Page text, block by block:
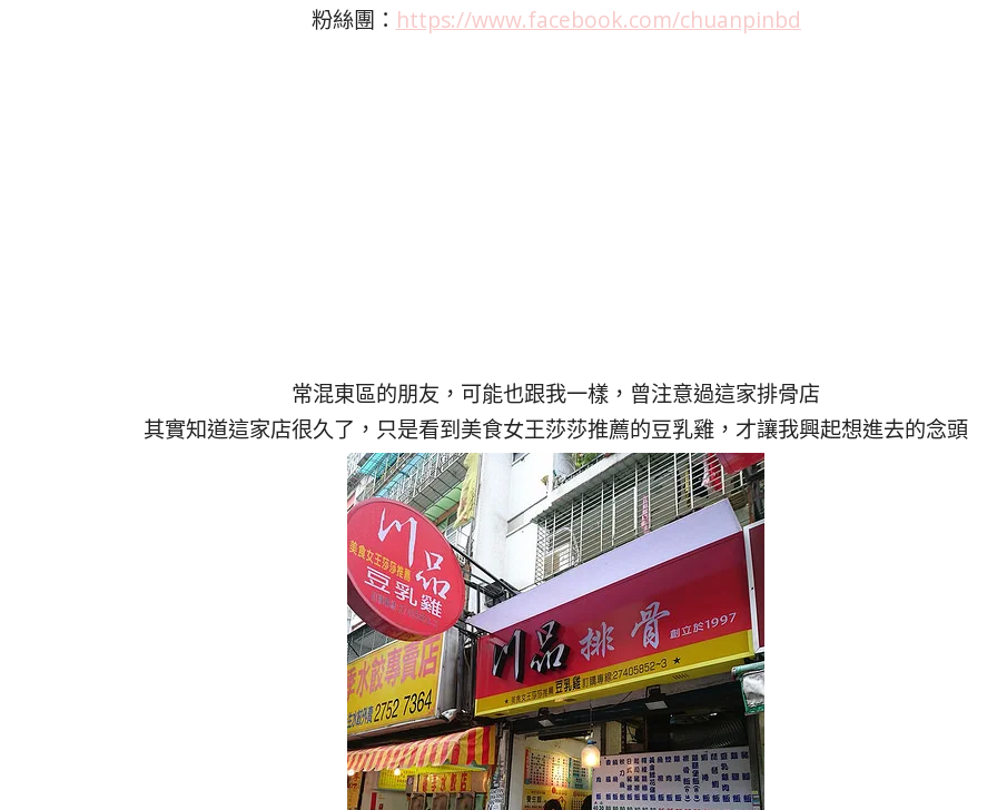
粉絲團： https://www.facebook.com/chuanpinbd
常混東區的朋友，可能也跟我一樣，曾注意過這家排骨店
其實知道這家店很久了，只是看到美食女王莎莎推薦的豆乳雞，才讓我興起想進去的念頭